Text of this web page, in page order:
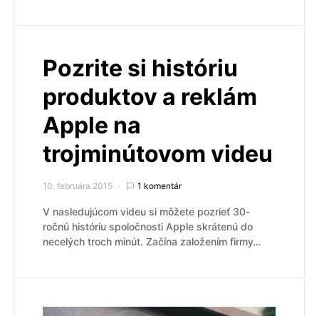
Pozrite si históriu
produktov a reklám
Apple na
trojminútovom videu
10. februára 2015 1 komentár
V nasledujúcom videu si môžete pozrieť 30-
ročnú históriu spoločnosti Apple skrátenú do
necelých troch minút. Začína založením firmy…